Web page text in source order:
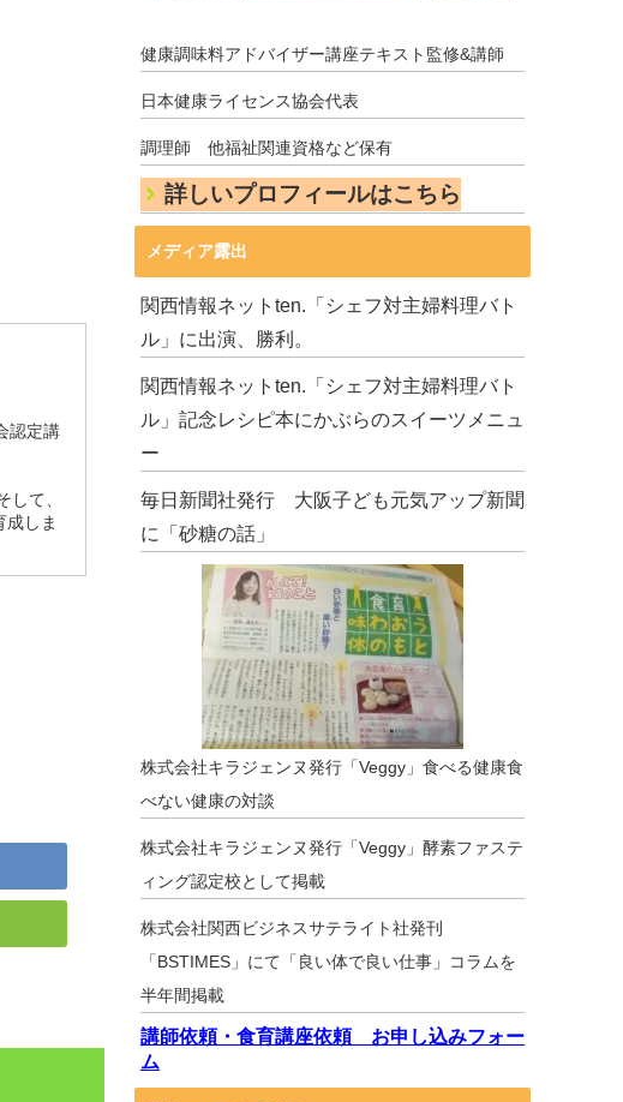
認定講
て、
成しま
健康調味料アドバイザー講座テキスト監修&講師
日本健康ライセンス協会代表
調理師 他福祉関連資格など保有
詳しいプロフィールはこちら
メディア露出
関西情報ネットten.「シェフ対主婦料理バト
ル」に出演、勝利。
関西情報ネットten.「シェフ対主婦料理バト
ル」記念レシピ本にかぶらのスイーツメニュ
ー
毎日新聞社発行 大阪子ども元気アップ新聞
に「砂糖の話」
株式会社キラジェンヌ発行「Veggy」食べる健康食
べない健康の対談
株式会社キラジェンヌ発行「Veggy」酵素ファステ
ィング認定校として掲載
株式会社関西ビジネスサテライト社発刊
「BSTIMES」にて「良い体で良い仕事」コラムを
半年間掲載
講師依頼・食育講座依頼 お申し込みフォー
ム